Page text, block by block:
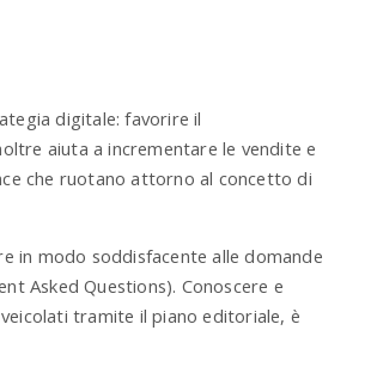
digitale: favorire il
aiuta a incrementare le vendite e
che ruotano attorno al concetto di
in modo soddisfacente alle domande
Asked Questions). Conoscere e
tramite il piano editoriale, è